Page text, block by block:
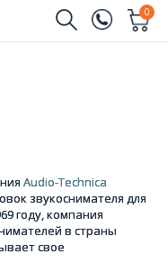
0
Audio-Technica
звукоснимателя для
году, компания
в страны
свое